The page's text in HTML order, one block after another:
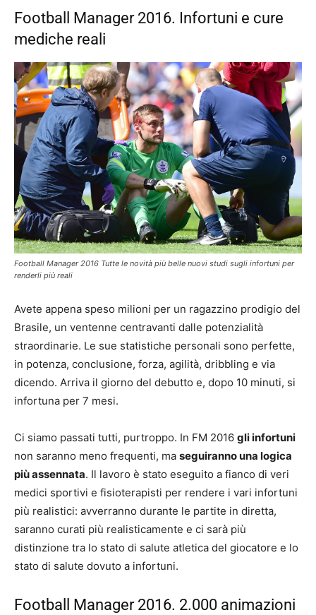
Football Manager 2016. Infortuni e cure
mediche reali
Football Manager 2016 Tutte le novità più belle nuovi studi sugli infortuni per
renderli più reali
Avete appena speso milioni per un ragazzino prodigio del
Brasile, un ventenne centravanti dalle potenzialità
straordinarie. Le sue statistiche personali sono perfette,
in potenza, conclusione, forza, agilità, dribbling e via
dicendo. Arriva il giorno del debutto e, dopo 10 minuti, si
infortuna per 7 mesi.
Ci siamo passati tutti, purtroppo. In FM 2016 gli infortuni
non saranno meno frequenti, ma seguiranno una logica
più assennata. Il lavoro è stato eseguito a fianco di veri
medici sportivi e fisioterapisti per rendere i vari infortuni
più realistici: avverranno durante le partite in diretta,
saranno curati più realisticamente e ci sarà più
distinzione tra lo stato di salute atletica del giocatore e lo
stato di salute dovuto a infortuni.
Football Manager 2016. 2.000 animazioni